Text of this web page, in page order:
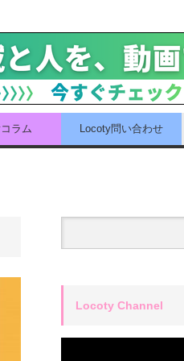
ラム Locoty問い合わせ
Locoty Channel